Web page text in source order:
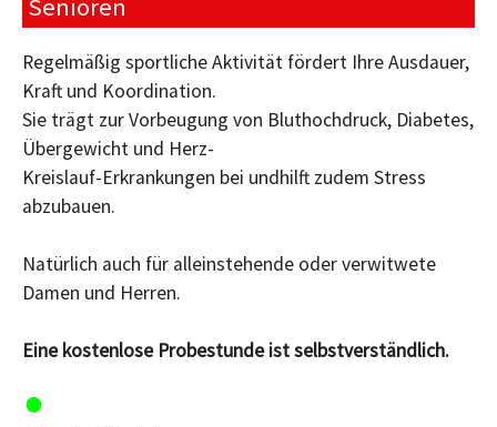
Senioren
Regelmäßig sportliche Aktivität fördert Ihre Ausdauer,
Kraft und Koordination.
Sie trägt zur Vorbeugung von Bluthochdruck, Diabetes,
Übergewicht und Herz-
Kreislauf-Erkrankungen bei undhilft zudem Stress
abzubauen.
Natürlich auch für alleinstehende oder verwitwete
Damen und Herren.
Eine kostenlose Probestunde ist selbstverständlich.